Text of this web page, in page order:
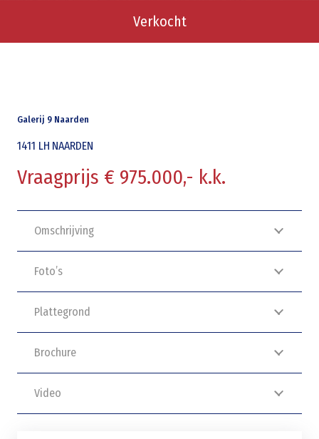
Verkocht
Galerij 9 Naarden
1411 LH NAARDEN
Vraagprijs € 975.000,- k.k.
Omschrijving
Foto’s
Plattegrond
Brochure
Video